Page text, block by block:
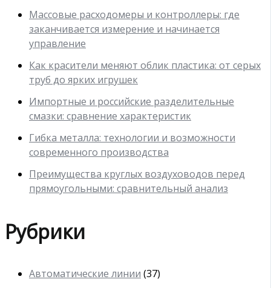
Массовые расходомеры и контроллеры: где
заканчивается измерение и начинается
управление
Как красители меняют облик пластика: от серых
труб до ярких игрушек
Импортные и российские разделительные
смазки: сравнение характеристик
Гибка металла: технологии и возможности
современного производства
Преимущества круглых воздуховодов перед
прямоугольными: сравнительный анализ
Рубрики
Автоматические линии (37)